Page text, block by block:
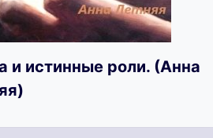
и истинные роли. (Анна